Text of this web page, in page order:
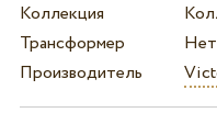
Коллекция
Трансформер
Нет
Производитель